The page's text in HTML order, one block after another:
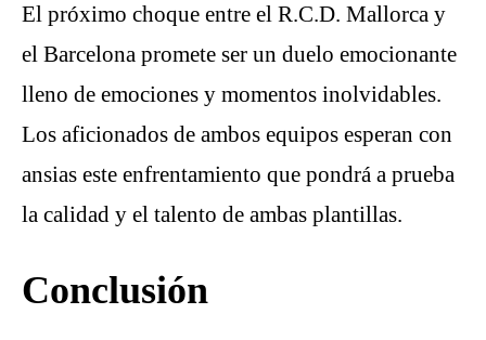
El próximo choque entre el R.C.D. Mallorca y
el Barcelona promete ser un duelo emocionante
lleno de emociones y momentos inolvidables.
Los aficionados de ambos equipos esperan con
ansias este enfrentamiento que pondrá a prueba
la calidad y el talento de ambas plantillas.
Conclusión